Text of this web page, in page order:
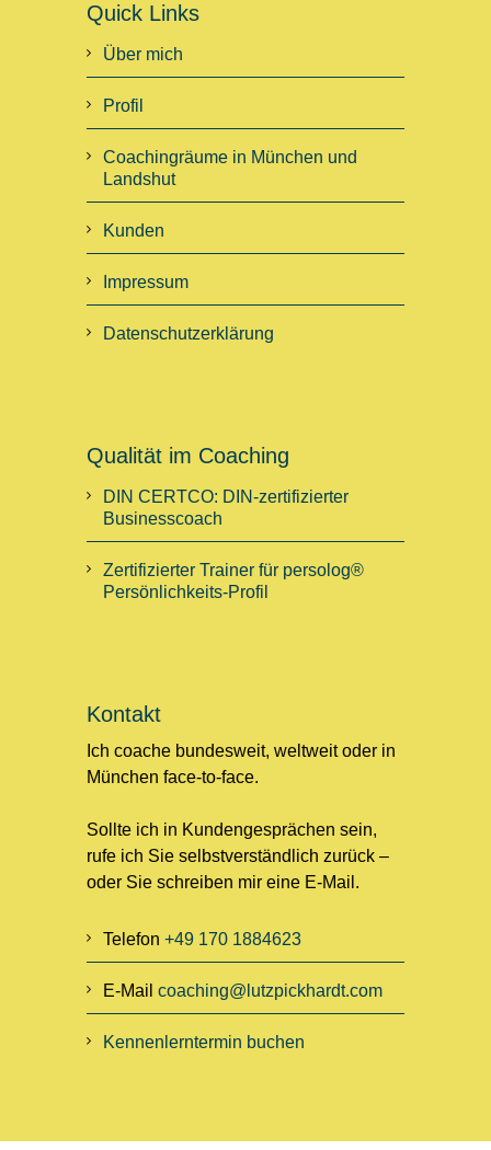
Quick Links
Über mich
Profil
Coachingräume in München und
Landshut
Kunden
Impressum
Datenschutzerklärung
Qualität im Coaching
DIN CERTCO: DIN-zertifizierter
Businesscoach
Zertifizierter Trainer für persolog®
Persönlichkeits-Profil
Kontakt
Ich coache bundesweit, weltweit oder in
München face-to-face.
Sollte ich in Kundengesprächen sein,
rufe ich Sie selbstverständlich zurück –
oder Sie schreiben mir eine E-Mail.
Telefon +49 170 1884623
E-Mail coaching@lutzpickhardt.com
Kennenlerntermin buchen